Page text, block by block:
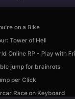
on a Bike
Tower of Hell
Online RP - Play with
jump for brainrots
per Click
Race on Keyboard